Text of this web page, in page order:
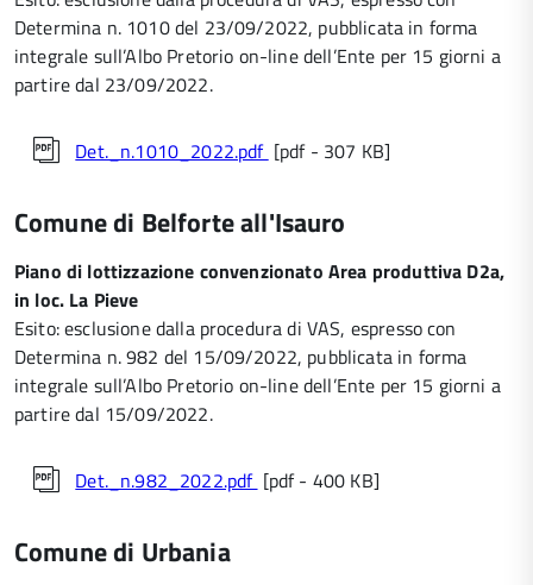
Determina n. 1010 del 23/09/2022, pubblicata in forma
integrale sull’Albo Pretorio on-line dell’Ente per 15 giorni a
partire dal 23/09/2022.
Det._n.1010_2022.pdf [pdf - 307 KB]
Comune di Belforte all'Isauro
Piano di lottizzazione convenzionato Area produttiva D2a,
in loc. La Pieve
Esito: esclusione dalla procedura di VAS, espresso con
Determina n. 982 del 15/09/2022, pubblicata in forma
integrale sull’Albo Pretorio on-line dell’Ente per 15 giorni a
partire dal 15/09/2022.
Det._n.982_2022.pdf [pdf - 400 KB]
Comune di Urbania